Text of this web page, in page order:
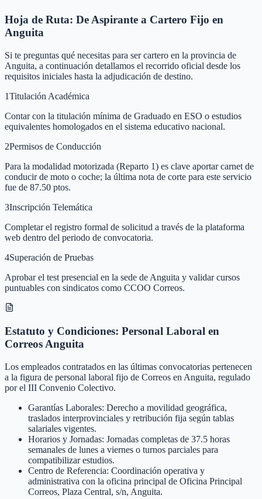
Hoja de Ruta: De Aspirante a Cartero Fijo en
Anguita
Si te preguntas qué necesitas para ser cartero en la provincia de
Anguita, a continuación detallamos el recorrido oficial desde los
requisitos iniciales hasta la adjudicación de destino.
1Titulación Académica
Contar con la titulación mínima de Graduado en ESO o estudios
equivalentes homologados en el sistema educativo nacional.
2Permisos de Conducción
Para la modalidad motorizada (Reparto 1) es clave aportar carnet de
conducir de moto o coche; la última nota de corte para este servicio
fue de 87.50 ptos.
3Inscripción Telemática
Completar el registro formal de solicitud a través de la plataforma
web dentro del periodo de convocatoria.
4Superación de Pruebas
Aprobar el test presencial en la sede de Anguita y validar cursos
puntuables con sindicatos como CCOO Correos.
Estatuto y Condiciones: Personal Laboral en
Correos Anguita
Los empleados contratados en las últimas convocatorias pertenecen
a la figura de personal laboral fijo de Correos en Anguita, regulado
por el III Convenio Colectivo.
Garantías Laborales: Derecho a movilidad geográfica,
traslados interprovinciales y retribución fija según tablas
salariales vigentes.
Horarios y Jornadas: Jornadas completas de 37.5 horas
semanales de lunes a viernes o turnos parciales para
compatibilizar estudios.
Centro de Referencia: Coordinación operativa y
administrativa con la oficina principal de Oficina Principal
Correos, Plaza Central, s/n, Anguita.